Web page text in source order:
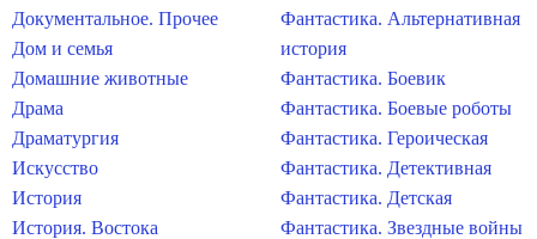
Документальное. Прочее
Дом и семья
Домашние животные
Драма
Драматургия
Искусство
История
История. Востока
Фантастика. Альтернативная
история
Фантастика. Боевик
Фантастика. Боевые роботы
Фантастика. Героическая
Фантастика. Детективная
Фантастика. Детская
Фантастика. Звездные войны